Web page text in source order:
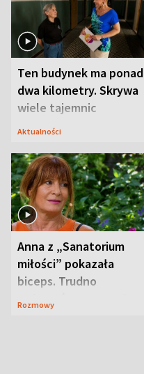
Ten budynek ma ponad
dwa kilometry. Skrywa
wiele tajemnic
Aktualności
Anna z „Sanatorium
miłości” pokazała
biceps. Trudno
uwierzyć, co przeszła
Rozmowy